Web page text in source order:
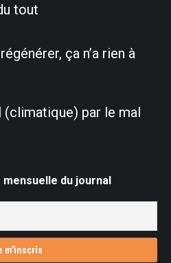
tout
ça n’a rien à
(climatique) par le mal
du journal